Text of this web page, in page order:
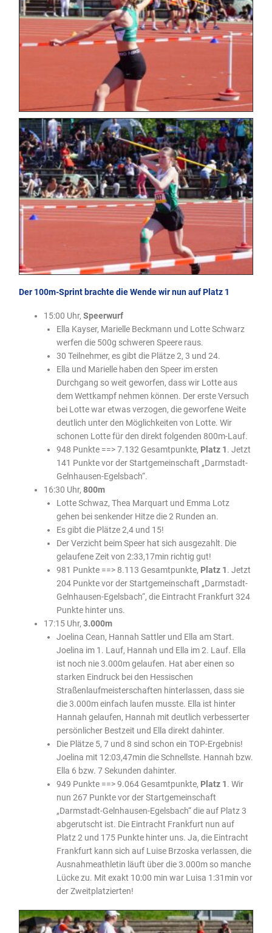
Der 100m-Sprint brachte die Wende wir nun auf Platz 1
15:00 Uhr,Speerwurf
Ella Kayser, Marielle Beckmann und Lotte Schwarz
werfen die 500g schweren Speere raus.
30 Teilnehmer, es gibt die Plätze 2, 3 und 24.
Ella und Marielle haben den Speer im ersten
Durchgang so weit geworfen, dass wir Lotte aus
dem Wettkampf nehmen können. Der erste Versuch
bei Lotte war etwas verzogen, die geworfene Weite
deutlich unter den Möglichkeiten von Lotte. Wir
schonen Lotte für den direkt folgenden 800m-Lauf.
948 Punkte ==> 7.132 Gesamtpunkte, Platz 1. Jetzt
141 Punkte vor der Startgemeinschaft „Darmstadt-
Gelnhausen-Egelsbach“.
16:30 Uhr,800m
Lotte Schwaz, Thea Marquart und Emma Lotz
gehen bei senkender Hitze die 2 Runden an.
Es gibt die Plätze 2,4 und 15!
Der Verzicht beim Speer hat sich ausgezahlt. Die
gelaufene Zeit von 2:33,17min richtig gut!
981 Punkte ==> 8.113 Gesamtpunkte, Platz 1. Jetzt
204 Punkte vor der Startgemeinschaft „Darmstadt-
Gelnhausen-Egelsbach“, die Eintracht Frankfurt 324
Punkte hinter uns.
17:15 Uhr,3.000m
Joelina Cean, Hannah Sattler und Ella am Start.
Joelina im 1. Lauf, Hannah und Ella im 2. Lauf. Ella
ist noch nie 3.000m gelaufen. Hat aber einen so
starken Eindruck bei den Hessischen
Straßenlaufmeisterschaften hinterlassen, dass sie
die 3.000m einfach laufen musste. Ella ist hinter
Hannah gelaufen, Hannah mit deutlich verbesserter
persönlicher Bestzeit und Ella direkt dahinter.
Die Plätze 5, 7 und 8 sind schon ein TOP-Ergebnis!
Joelina mit 12:03,47min die Schnellste. Hannah bzw.
Ella 6 bzw. 7 Sekunden dahinter.
949 Punkte ==> 9.064 Gesamtpunkte, Platz 1. Wir
nun 267 Punkte vor der Startgemeinschaft
„Darmstadt-Gelnhausen-Egelsbach“ die auf Platz 3
abgerutscht ist. Die Eintracht Frankfurt nun auf
Platz 2 und 175 Punkte hinter uns. Ja, die Eintracht
Frankfurt kann sich auf Luise Brzoska verlassen, die
Ausnahmeathletin läuft über die 3.000m so manche
Lücke zu. Mit exakt 10:00 min war Luisa 1:31min vor
der Zweitplatzierten!